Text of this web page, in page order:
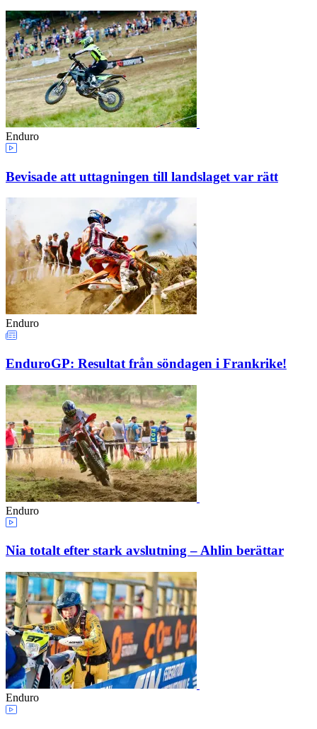
Enduro
Bevisade att uttagningen till landslaget var rätt
Enduro
EnduroGP: Resultat från söndagen i Frankrike!
Enduro
Nia totalt efter stark avslutning – Ahlin berättar
Enduro